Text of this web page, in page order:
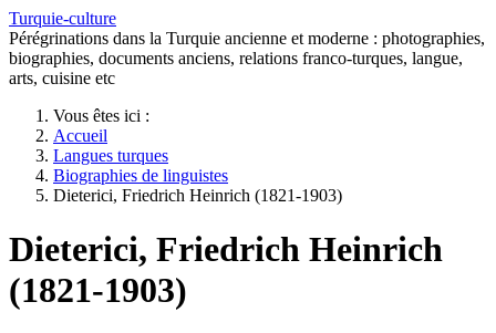
Turquie-culture
Pérégrinations dans la Turquie ancienne et moderne : photographies,
biographies, documents anciens, relations franco-turques, langue,
arts, cuisine etc
Vous êtes ici :
Accueil
Langues turques
Biographies de linguistes
Dieterici, Friedrich Heinrich (1821-1903)
Dieterici, Friedrich Heinrich
(1821-1903)